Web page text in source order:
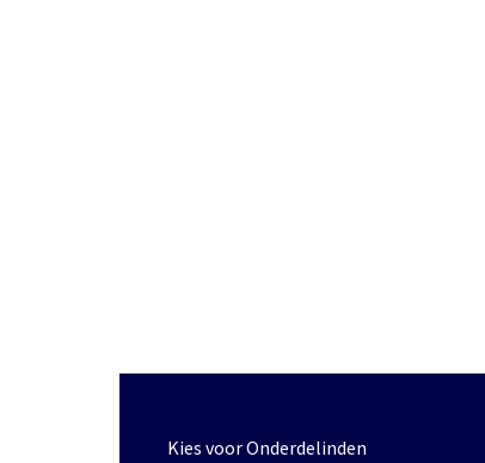
Kies voor Onderdelinden